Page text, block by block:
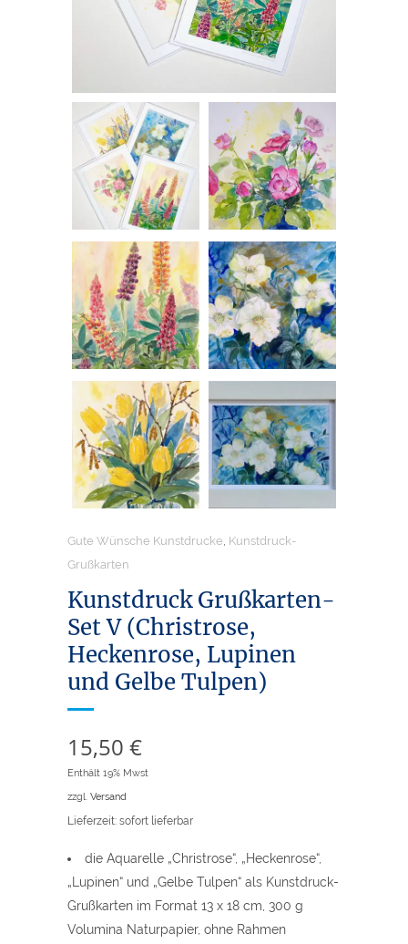
Gute Wünsche Kunstdrucke Kunstdruck-
Grußkarten
Kunstdruck Grußkarten-
Set V (Christrose,
Heckenrose, Lupinen
und Gelbe Tulpen)
15,50 €
Enthält 19% Mwst
zzgl. Versand
Lieferzeit: sofort lieferbar
die Aquarelle „Christrose“, „Heckenrose“,
„Lupinen“ und „Gelbe Tulpen“ als Kunstdruck-
Grußkarten im Format 13 x 18 cm, 300 g
Volumina Naturpapier, ohne Rahmen